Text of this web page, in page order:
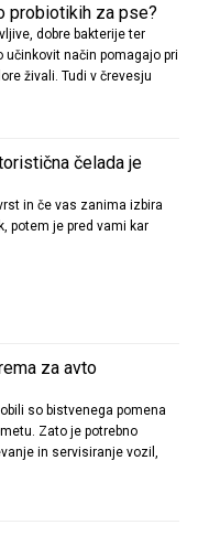
probiotikih za pse?
dobre bakterije ter
učinkovit način pomagajo pri
živali. Tudi v črevesju
čelada je
in če vas zanima izbira
potem je pred vami kar
za avto
so bistvenega pomena
Zato je potrebno
in servisiranje vozil,